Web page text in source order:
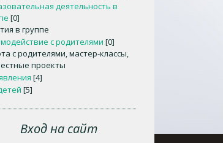
деятельность в
[0]
в группе
с родителями [0]
с родителями, мастер-классы,
проекты
[4]
[5]
Вход на сайт